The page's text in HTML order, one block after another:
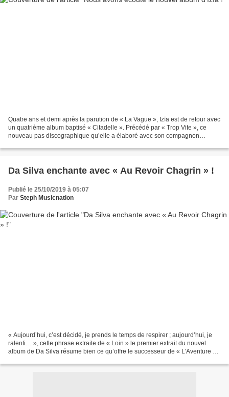
Quatre ans et demi après la parution de « La Vague », Izïa est de retour avec
un quatrième album baptisé « Citadelle ». Précédé par « Trop Vite », ce
nouveau pas discographique qu’elle a élaboré avec son compagnon
Da Silva enchante avec « Au Revoir Chagrin » !
Publié le 25/10/2019 à 05:07
Par Steph Musicnation
« Aujourd’hui, c’est décidé, je prends le temps de respirer ; aujourd’hui, je
ralenti… », cette phrase extraite de « Loin » le premier extrait du nouvel
album de Da Silva résume bien ce qu’offre le successeur de « L’Aventure ».